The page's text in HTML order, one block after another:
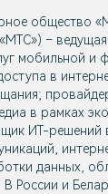
общество
–
мобильной и
в
в рамках
ИТ-решений
данных,
России и